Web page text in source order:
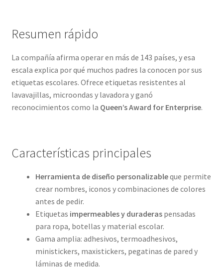
Resumen rápido
La compañía afirma operar en más de 143 países, y esa
escala explica por qué muchos padres la conocen por sus
etiquetas escolares. Ofrece etiquetas resistentes al
lavavajillas, microondas y lavadora y ganó
reconocimientos como la Queen’s Award for Enterprise.
Características principales
Herramienta de diseño personalizableque permite
crear nombres, iconos y combinaciones de colores
antes de pedir.
Etiquetas impermeables y duraderaspensadas
para ropa, botellas y material escolar.
Gama amplia: adhesivos, termoadhesivos,
ministickers, maxistickers, pegatinas de pared y
láminas de medida.